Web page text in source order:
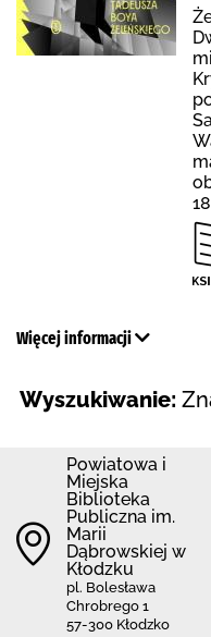
Więcej informacji
Wyszukiwanie:
Powiatowa i
Miejska
Biblioteka
Publiczna im.
Marii
Dąbrowskiej w
Kłodzku
pl. Bolesława
Chrobrego 1
57-300 Kłodzko